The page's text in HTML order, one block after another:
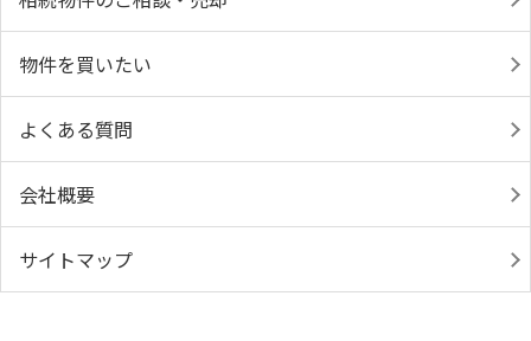
物件を買いたい
よくある質問
会社概要
サイトマップ